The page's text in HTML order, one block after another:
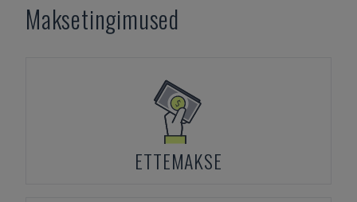
Maksetingimused
ETTEMAKSE